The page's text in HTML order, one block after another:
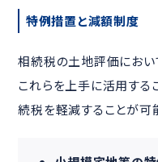
特例措置と減額制度
相続税の土地評価におい
これらを上手に活用する
続税を軽減することが可